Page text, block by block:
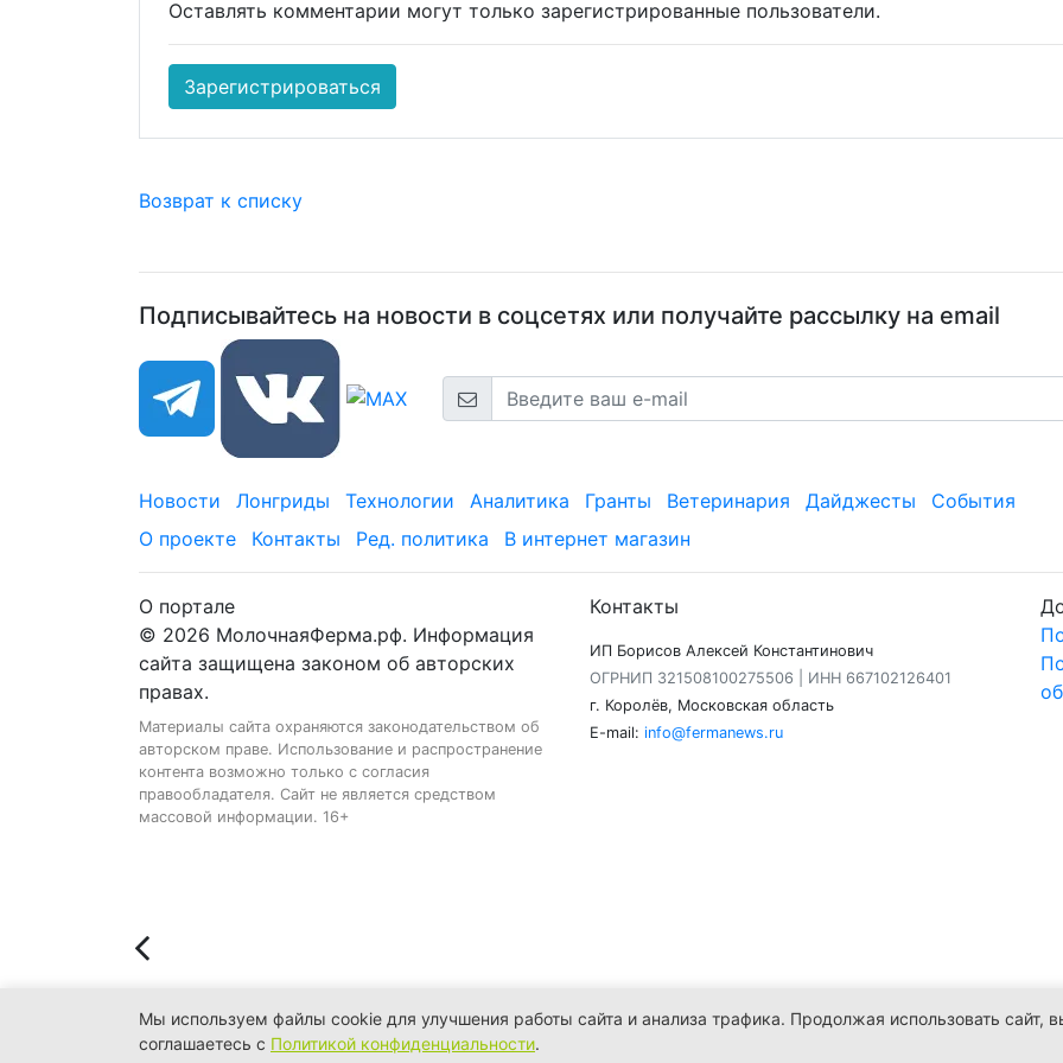
Оставлять комментарии могут только зарегистрированные пользователи.
Зарегистрироваться
Возврат к списку
Подписывайтесь на новости в соцсетях или получайте рассылку на email
Новости Лонгриды Технологии Аналитика Гранты Ветеринария Дайджесты
События
О проекте
Контакты Ред. политика В интернет магазин
О портале
© 2026 МолочнаяФерма.рф. Информация
сайта защищена законом об авторских
правах.
Материалы сайта охраняются законодательством об
авторском праве. Использование и распространение
контента возможно только с согласия
правообладателя. Сайт не является средством
массовой информации. 16+
Контакты
ИП Борисов Алексей Константинович
ОГРНИП 321508100275506 | ИНН 667102126401
г. Королёв, Московская область
E-mail: info@fermanews.ru
Мы используем файлы cookie для улучшения работы сайта и анализа трафика. Продолжая использовать сайт,
соглашаетесь с Политикой конфиденциальности.